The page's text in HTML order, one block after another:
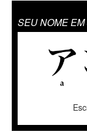
SEU NOME